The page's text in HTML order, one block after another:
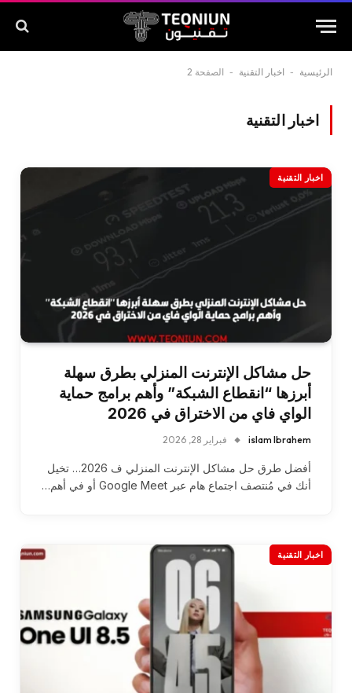
الرئيسية - اخبار التقنية - الصفحة 2
اخبار التقنية
اخبار التقنية
حل مشاكل الإنترنت المنزلي بطرق سهلة
أبرزها “انقطاع الشبكة” وأهم برامج حماية
الواي فاي من الاختراق في 2026
islam Ibrahem فبراير 28, 2026
أفضل طرق حل مشاكل الإنترنت المنزلي ف 2026… تخيل
أنك في مُنتصف اجتماع هام عبر Google Meet أو في أهم…
اخبار التقنية